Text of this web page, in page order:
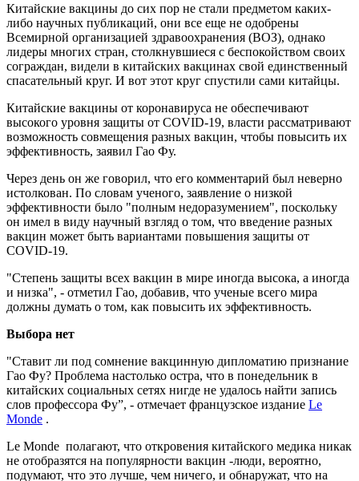
Китайские вакцины до сих пор не стали предметом каких-
либо научных публикаций, они все еще не одобрены
Всемирной организацией здравоохранения (ВОЗ), однако
лидеры многих стран, столкнувшиеся с беспокойством своих
сограждан, видели в китайских вакцинах свой единственный
спасательный круг. И вот этот круг спустили сами китайцы.
Китайские вакцины от коронавируса не обеспечивают
высокого уровня защиты от COVID-19, власти рассматривают
возможность совмещения разных вакцин, чтобы повысить их
эффективность, заявил Гао Фу.
Через день он же говорил, что его комментарий был неверно
истолкован. По словам ученого, заявление о низкой
эффективности было "полным недоразумением", поскольку
он имел в виду научный взгляд о том, что введение разных
вакцин может быть вариантами повышения защиты от
COVID-19.
"Степень защиты всех вакцин в мире иногда высока, а иногда
и низка", - отметил Гао, добавив, что ученые всего мира
должны думать о том, как повысить их эффективность.
Выбора нет
"Ставит ли под сомнение вакцинную дипломатию признание
Гао Фу? Проблема настолько остра, что в понедельник в
китайских социальных сетях нигде не удалось найти запись
слов профессора Фу”, - отмечает французское издание Le
Monde .
Le Monde полагают, что откровения китайского медика никак
не отобразятся на популярности вакцин -люди, вероятно,
подумают, что это лучше, чем ничего, и обнаружат, что на